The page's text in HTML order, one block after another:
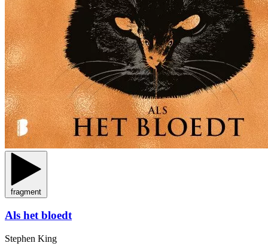
fragment
Als het bloedt
Stephen King